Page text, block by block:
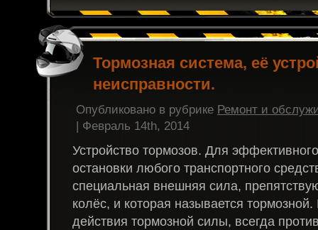
Тормозная система, её
неисправности.
Опубликовано в рубрике Ремонт и
| Февраль 14th, 2014
Устройство тормозов. Для
остановки любого транспортного
специальная внешняя сила,
колёс, и которая называется
действия тормозной силы, всегда